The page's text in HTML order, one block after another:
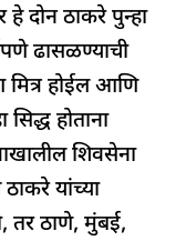
हे दोन ठाकरे पुन्हा
ढासळण्याची
होईल आणि
सिद्ध होताना
शिवसेना
यांच्या
तर ठाणे, मुंबई,